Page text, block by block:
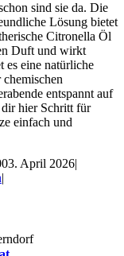
sind sie da. Die
Lösung bietet
Citronella Öl
Duft und wirkt
es eine natürliche
entspannt auf
dir hier Schritt für
einfach und
3. April 2026|
|